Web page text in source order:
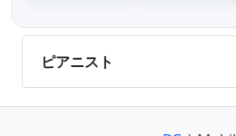
ピアニスト